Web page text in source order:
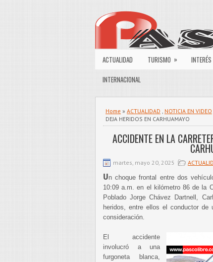
ACTUALIDAD TURISMO » INTERÉS
INTERNACIONAL
Home » ACTUALIDAD , NOTICIA EN VIDEO
DEJA HERIDOS EN CARHUAMAYO
ACCIDENTE EN LA
martes, mayo 20, 2025
Un choque frontal entre dos
10:09 a.m. en el kilómetro 86 de la
Poblado Jorge Chávez Dartnell,
heridos, entre ellos el conductor
consideración.
El accidente
involucró a una
furgoneta blanca,